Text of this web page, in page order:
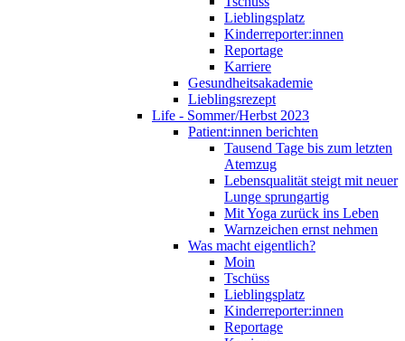
Lieblingsplatz
Kinderreporter:innen
Reportage
Karriere
Gesundheitsakademie
Lieblingsrezept
Life - Sommer/Herbst 2023
Patient:innen berichten
Tausend Tage bis zum letzten
Atemzug
Lebensqualität steigt mit neuer
Lunge sprungartig
Mit Yoga zurück ins Leben
Warnzeichen ernst nehmen
Was macht eigentlich?
Moin
Tschüss
Lieblingsplatz
Kinderreporter:innen
Reportage